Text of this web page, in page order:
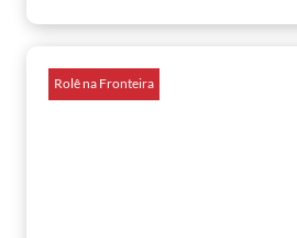
Rolê na Fronteira